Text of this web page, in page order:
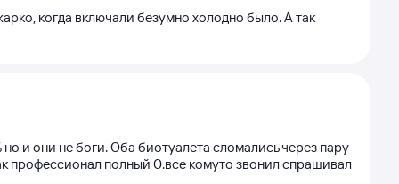
когда включали безумно холодно было. А так
и они не боги. Оба биотуалета сломались через пару
профессионал полный 0.все комуто звонил спрашивал